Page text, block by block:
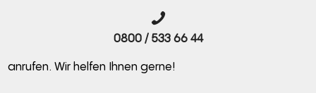
0800 / 533 66 44
anrufen. Wir helfen Ihnen gerne!